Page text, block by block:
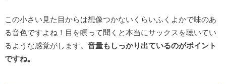
この小さい見た目からは想像つかないくらいふくよかで味のあ
る音色ですよね！目を瞑って聞くと本当にサックスを聴いてい
るような感覚がします。 音量もしっかり出ているのがポイント
ですね。